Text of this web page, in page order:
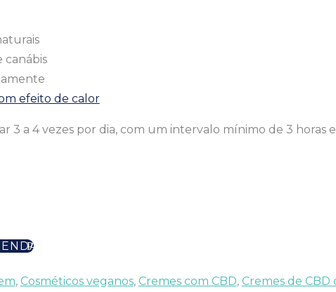
canábis
efeito de calor
3 a 4 vezes por dia, com um intervalo mínimo de 3 horas
, Cosméticos veganos, Cremes com CBD, Cremes de CBD